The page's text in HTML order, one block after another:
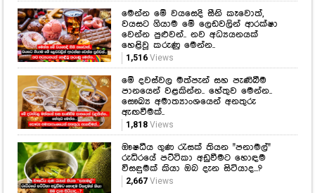
මෙන්න මේ වයසෙදි සීනි කෑවොත්,
වයසට ගියාම මේ ලෙඩවලින් ආරක්ෂා
වෙන්න පුළුවන්.. නව අධ්‍යයනයක්
හෙළිවූ කරුණු මෙන්න..
1,516Views
මේ දවස්වල මත්පැන් සහ පැණිබීම
පානයෙන් වළකින්න.. හේතුව මෙන්න..
සෞඛ්‍ය අමාත්‍යාංශයෙන් අනතුරු
ඇඟවීමක්..
1,818Views
ඖෂධීය ගුණ රැසක් තියන "පනාමල්"
රුධිරයේ පට්ටිකා අඩුවීමට හොඳම
විසඳුමක් කියා ඔබ දැන සිටියාද...?
2,667Views